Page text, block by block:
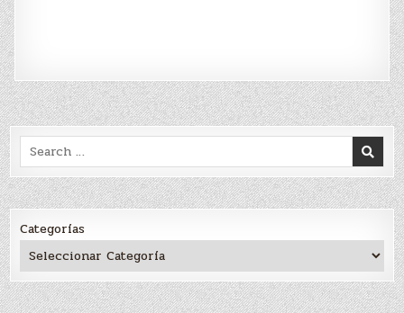
Search
for:
Categorías